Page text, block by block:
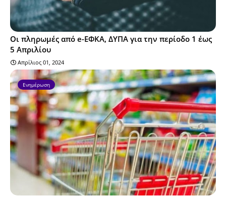
Οι πληρωμές από e-ΕΦΚΑ, ΔΥΠΑ για την περίοδο 1 έως
5 Απριλίου
Απρίλιος 01, 2024
Ενημέρωση